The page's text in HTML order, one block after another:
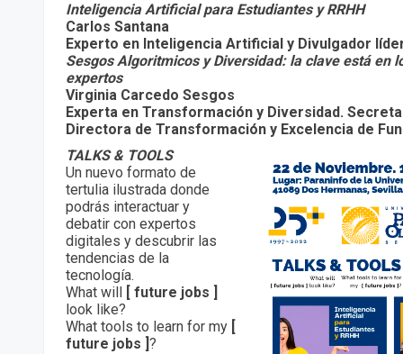
Inteligencia Artificial para Estudiantes y RRHH
Carlos Santana
Experto en Inteligencia Artificial y Divulgador
Sesgos Algoritmicos y Diversidad: la clave está en
expertos
Virginia Carcedo Sesgos
Experta en Transformación y Diversidad.
Directora de Transformación y Excelencia de
TALKS & TOOLS
Un nuevo formato de
tertulia ilustrada donde
podrás interactuar y
debatir con expertos
digitales y descubrir las
tendencias de la
tecnología.
What will
[ future jobs ]
look like?
What tools to learn for my
future jobs ] ?